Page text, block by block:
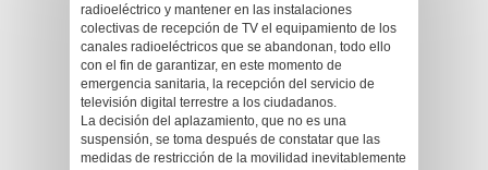
radioeléctrico y mantener en las instalaciones
colectivas de recepción de TV el equipamiento de los
canales radioeléctricos que se abandonan, todo ello
con el fin de garantizar, en este momento de
emergencia sanitaria, la recepción del servicio de
televisión digital terrestre a los ciudadanos.
La decisión del aplazamiento, que no es una
suspensión, se toma después de constatar que las
medidas de restricción de la movilidad inevitablemente